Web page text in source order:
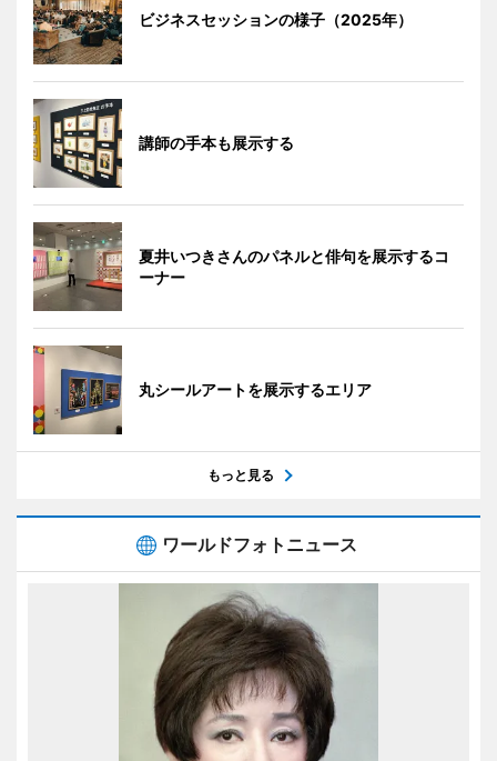
ビジネスセッションの様子（2025年）
講師の手本も展示する
夏井いつきさんのパネルと俳句を展示するコ
ーナー
丸シールアートを展示するエリア
もっと見る
ワールドフォトニュース